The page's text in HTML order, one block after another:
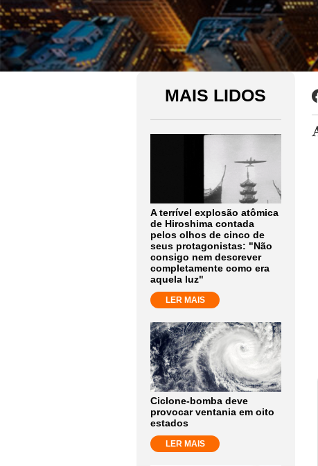
MAIS LIDOS
A terrível explosão atômica
de Hiroshima contada
pelos olhos de cinco de
seus protagonistas: "Não
consigo nem descrever
completamente como era
aquela luz"
LER MAIS
Ciclone-bomba deve
provocar ventania em oito
estados
LER MAIS